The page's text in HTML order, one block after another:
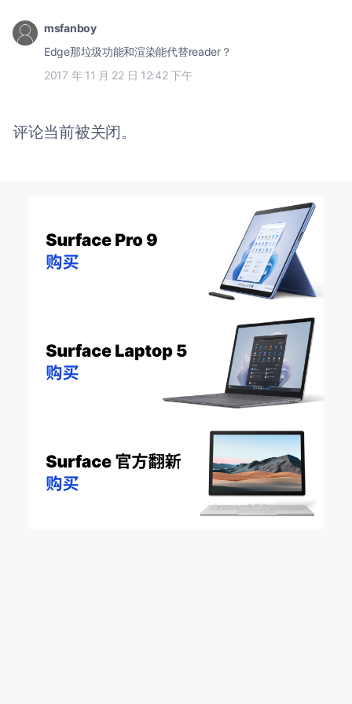
msfanboy
Edge那垃圾功能和渲染能代替reader？
2017 年 11 月 22 日 12:42 下午
评论当前被关闭。